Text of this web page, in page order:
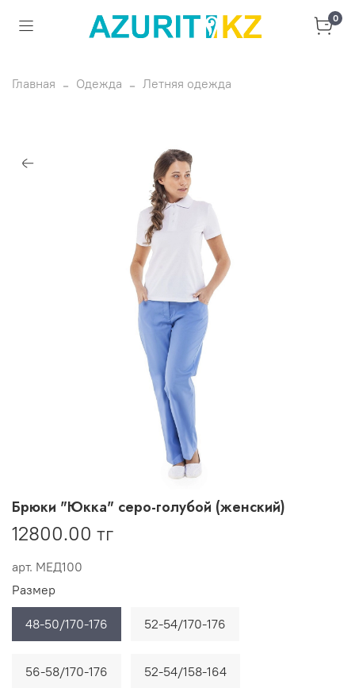
0
Главная Одежда Летняя одежда
арт. МЕД100
Брюки "Юкка" серо-голубой (женский)
12800.00 тг
Размер
48-50/170-176 52-54/170-176
56-58/170-176 52-54/158-164